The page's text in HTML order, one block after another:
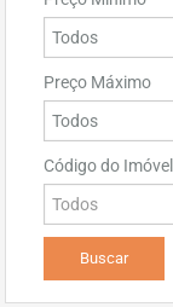
Preço Máximo
Código do Imóvel